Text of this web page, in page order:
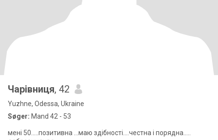
Чарівниця, 42
Yuzhne, Odessa, Ukraine
Søger: Mand 42 - 53
менi 50.....позитивна ...маю здiбностi....честна i порядна.....